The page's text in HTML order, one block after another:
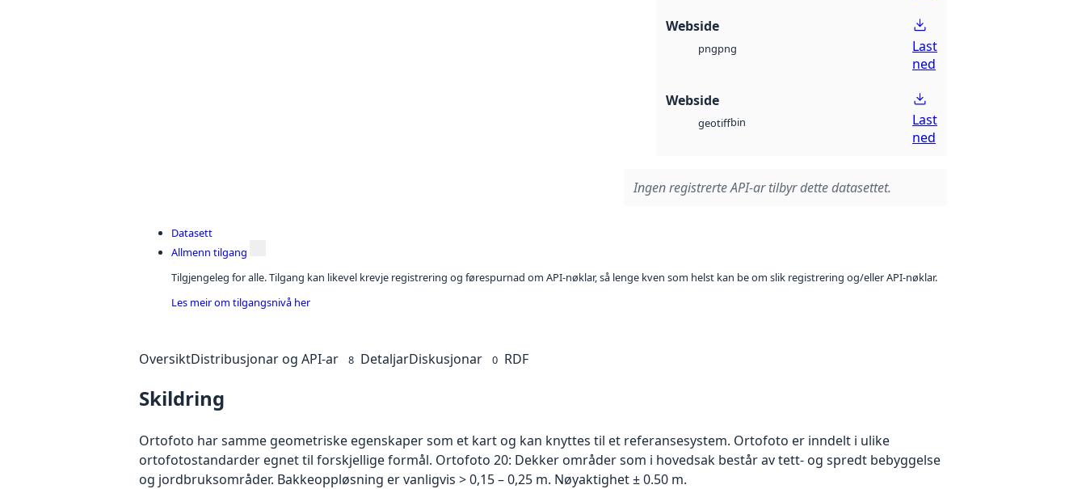
Webside
pngpng
Last
ned
Webside
geotiffbin
Last
ned
Ingen registrerte API-ar tilbyr dette datasettet.
Datasett
Allmenn tilgang
Tilgjengeleg for alle. Tilgang kan likevel krevje registrering og førespurnad om API-nøklar, så lenge kven som helst kan be om slik registrering og/eller API-nøklar.
Les meir om tilgangsnivå her
OversiktDistribusjonar og API-ar 8 DetaljarDiskusjonar 0 RDF
Skildring
Ortofoto har samme geometriske egenskaper som et kart og kan knyttes til et referansesystem. Ortofoto er inndelt i ulike
ortofotostandarder egnet til forskjellige formål. Ortofoto 20: Dekker områder som i hovedsak består av tett- og spredt bebyggelse
og jordbruksområder. Bakkeoppløsning er vanligvis > 0,15 – 0,25 m. Nøyaktighet ± 0.50 m.